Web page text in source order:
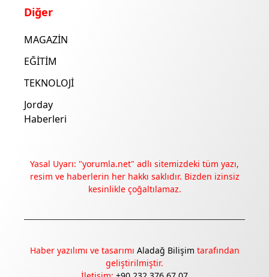
Deneyimini iyileştirmek ve içeriğimizi geliştirmek için çerezler
Diğer
MAGAZİN
EĞİTİM
TEKNOLOJİ
Jorday
Haberleri
Yasal Uyarı: "yorumla.net" adlı sitemizdeki tüm yazı,
resim ve haberlerin her hakkı saklıdır. Bizden izinsiz
kesinlikle çoğaltılamaz.
Haber yazılımı ve tasarımı Aladağ Bilişim tarafından
geliştirilmiştir.